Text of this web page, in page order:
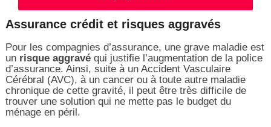
Assurance crédit et risques aggravés
Pour les compagnies d’assurance, une grave maladie est
un risque aggravéqui justifie l’augmentation de la police
d’assurance. Ainsi, suite à un Accident Vasculaire
Cérébral (AVC), à un cancer ou à toute autre maladie
chronique de cette gravité, il peut être très difficile de
trouver une solution qui ne mette pas le budget du
ménage en péril.